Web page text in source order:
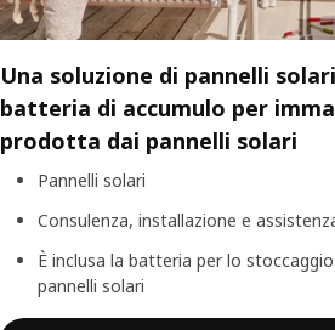
Una soluzione di pannelli
batteria di accumulo per
prodotta dai pannelli solari
Pannelli solari
Consulenza, installazione e
È inclusa la batteria per lo
pannelli solari